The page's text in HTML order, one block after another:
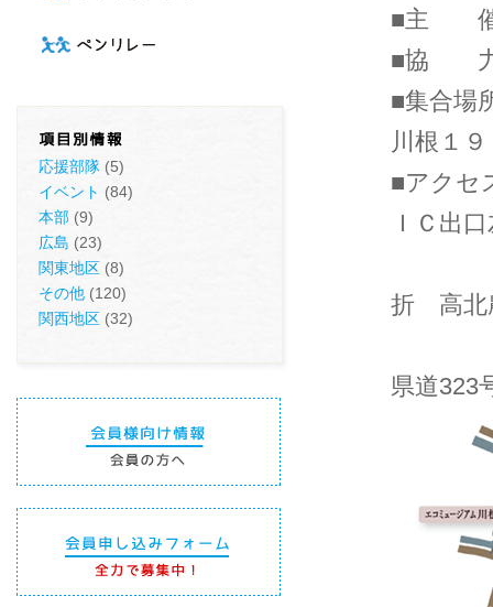
応援部隊 (5)
イベント (84)
本部 (9)
広島 (23)
関東地区 (8)
その他 (120)
関西地区 (32)
■主 催
■協 力
■集合場
川根１
■アクセ
ＩＣ出
折 高北
県道323